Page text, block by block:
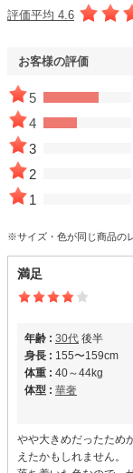
評価平均 4.6
お客様の評価
5
4
3
2
1
※サイズ・色が同じ商品の
満足
年齢 : 30代 後半
身長 : 155〜159cm
体重 : 40～44kg
体型 : 華奢
やや大きめだったため
えたかもしれません。